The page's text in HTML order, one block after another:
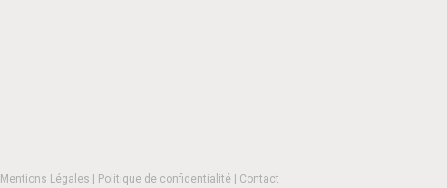
Mentions Légales | Politique de confidentialité | Contact